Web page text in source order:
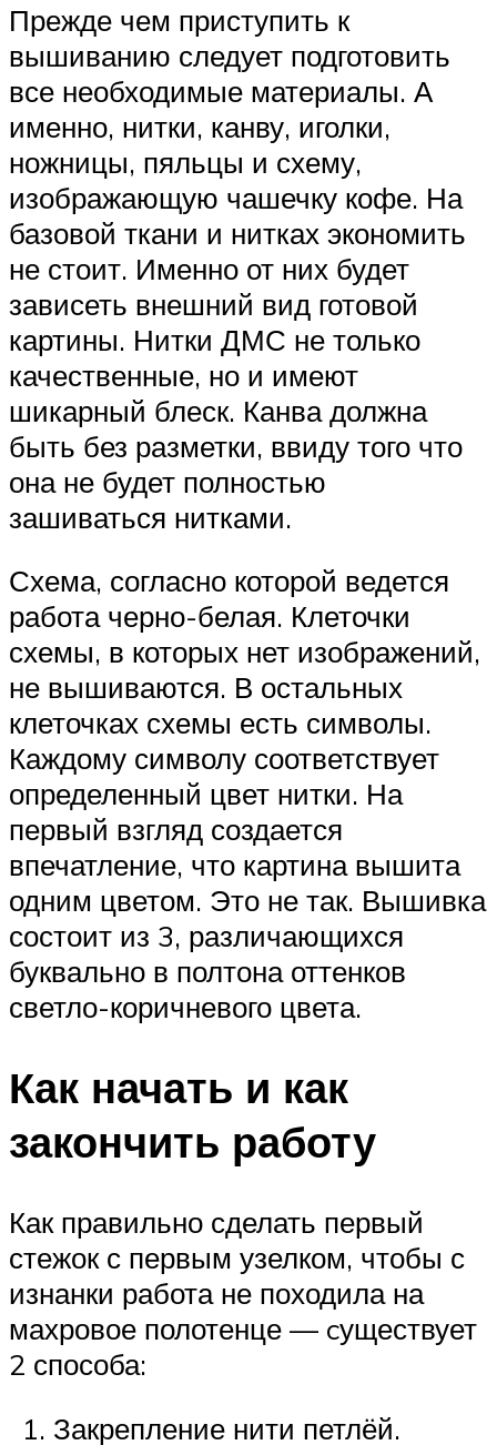
Прежде чем приступить к
вышиванию следует подготовить
все необходимые материалы. А
именно, нитки, канву, иголки,
ножницы, пяльцы и схему,
изображающую чашечку кофе. На
базовой ткани и нитках экономить
не стоит. Именно от них будет
зависеть внешний вид готовой
картины. Нитки ДМС не только
качественные, но и имеют
шикарный блеск. Канва должна
быть без разметки, ввиду того что
она не будет полностью
зашиваться нитками.
Схема, согласно которой ведется
работа черно-белая. Клеточки
схемы, в которых нет изображений,
не вышиваются. В остальных
клеточках схемы есть символы.
Каждому символу соответствует
определенный цвет нитки. На
первый взгляд создается
впечатление, что картина вышита
одним цветом. Это не так. Вышивка
состоит из 3, различающихся
буквально в полтона оттенков
светло-коричневого цвета.
Как начать и как
закончить работу
Как правильно сделать первый
стежок с первым узелком, чтобы с
изнанки работа не походила на
махровое полотенце — cуществует
2 способа:
Закрепление нити петлёй.